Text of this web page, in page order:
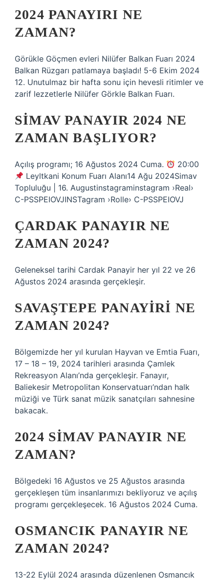
2024 PANAYIRI NE
ZAMAN?
Görükle Göçmen evleri Nilüfer Balkan Fuarı 2024
Balkan Rüzgarı patlamaya başladı! 5-6 Ekim 2024
12. Unutulmaz bir hafta sonu için hevesli ritimler ve
zarif lezzetlerle Nilüfer Görkle Balkan Fuarı.
SIMAV PANAYIR 2024 NE
ZAMAN BAŞLIYOR?
Açılış programı; 16 Ağustos 2024 Cuma.
20:00
Leyltkani Konum Fuarı Alanı14 Ağu 2024Simav
Topluluğu | 16. Augustinstagraminstagram ›Real›
C-PSSPEIOVJINSTagram ›Rolle› C-PSSPEIOVJ
ÇARDAK PANAYIR NE
ZAMAN 2024?
Geleneksel tarihi Cardak Panayir her yıl 22 ve 26
Ağustos 2024 arasında gerçekleşir.
SAVAŞTEPE PANAYIRI NE
ZAMAN 2024?
Bölgemizde her yıl kurulan Hayvan ve Emtia Fuarı,
17 – 18 – 19, 2024 tarihleri ​​arasında Çamlek
Rekreasyon Alanı’nda gerçekleşir. Fanayır,
Baliekesir Metropolitan Konservatuarı’ndan halk
müziği ve Türk sanat müzik sanatçıları sahnesine
bakacak.
2024 SIMAV PANAYIR NE
ZAMAN?
Bölgedeki 16 Ağustos ve 25 Ağustos arasında
gerçekleşen tüm insanlarımızı bekliyoruz ve açılış
programı gerçekleşecek. 16 Ağustos 2024 Cuma.
OSMANCIK PANAYIR NE
ZAMAN 2024?
13-22 Eylül 2024 arasında düzenlenen Osmancık